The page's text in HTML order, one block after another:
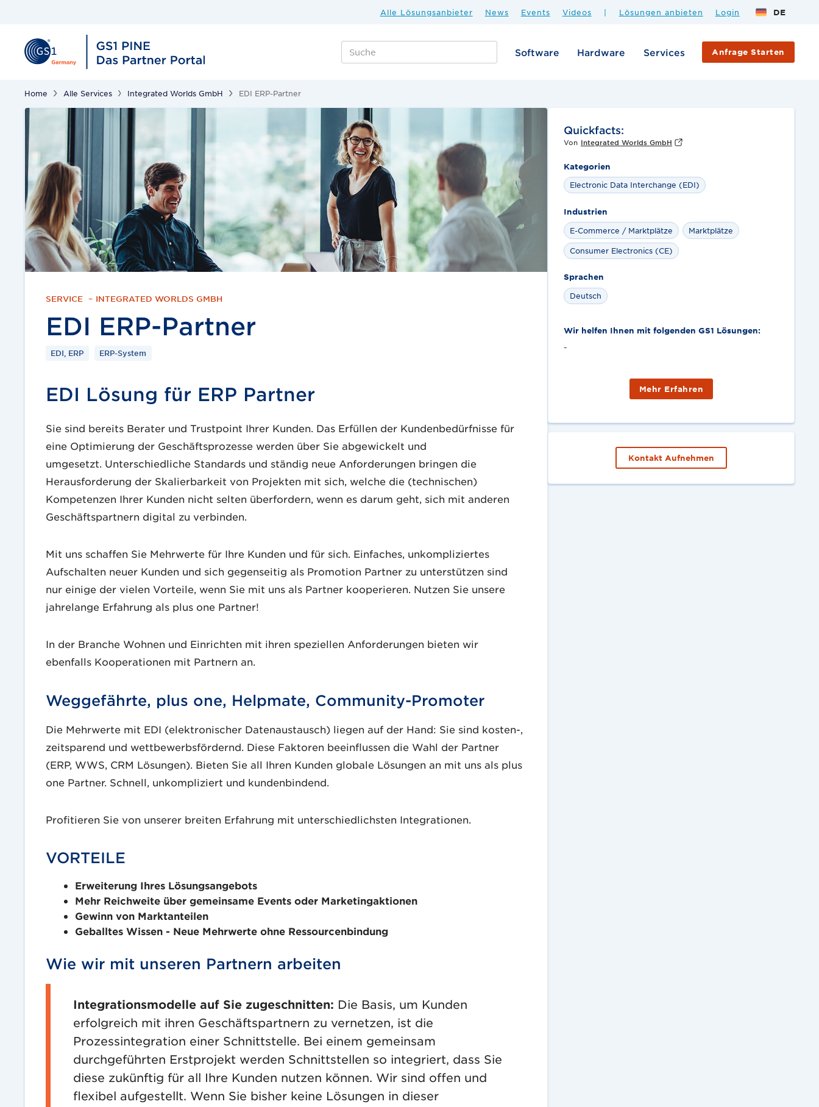
Alle Lösungsanbieter News Events Videos | Lösungen anbieten Login DE
Software Hardware Services Anfrage Starten
Home Alle Services Integrated Worlds GmbH EDI ERP-Partner
SERVICE – INTEGRATED WORLDS GMBH
EDI ERP-Partner
EDI, ERP ERP-System
EDI Lösung für ERP Partner
Sie sind bereits Berater und Trustpoint Ihrer Kunden. Das Erfüllen der Kundenbedürfnisse für
eine Optimierung der Geschäftsprozesse werden über Sie abgewickelt und
umgesetzt. Unterschiedliche Standards und ständig neue Anforderungen bringen die
Herausforderung der Skalierbarkeit von Projekten mit sich, welche die (technischen)
Kompetenzen Ihrer Kunden nicht selten überfordern, wenn es darum geht, sich mit anderen
Geschäftspartnern digital zu verbinden.
Mit uns schaffen Sie Mehrwerte für Ihre Kunden und für sich. Einfaches, unkompliziertes
Aufschalten neuer Kunden und sich gegenseitig als Promotion Partner zu unterstützen sind
nur einige der vielen Vorteile, wenn Sie mit uns als Partner kooperieren. Nutzen Sie unsere
jahrelange Erfahrung als plus one Partner!
In der Branche Wohnen und Einrichten mit ihren speziellen Anforderungen bieten wir
ebenfalls Kooperationen mit Partnern an.
Weggefährte, plus one, Helpmate, Community-Promoter
Die Mehrwerte mit EDI (elektronischer Datenaustausch) liegen auf der Hand: Sie sind kosten-,
zeitsparend und wettbewerbsfördernd. Diese Faktoren beeinflussen die Wahl der Partner
(ERP, WWS, CRM Lösungen). Bieten Sie all Ihren Kunden globale Lösungen an mit uns als plus
one Partner. Schnell, unkompliziert und kundenbindend.
Profitieren Sie von unserer breiten Erfahrung mit unterschiedlichsten Integrationen.
VORTEILE
Erweiterung Ihres Lösungsangebots
Mehr Reichweite über gemeinsame Events oder Marketingaktionen
Gewinn von Marktanteilen
Geballtes Wissen - Neue Mehrwerte ohne Ressourcenbindung
Wie wir mit unseren Partnern arbeiten
Integrationsmodelle auf Sie zugeschnitten: Die Basis, um Kunden
erfolgreich mit ihren Geschäftspartnern zu vernetzen, ist die
Prozessintegration einer Schnittstelle. Bei einem gemeinsam
durchgeführten Erstprojekt werden Schnittstellen so integriert, dass Sie
diese zukünftig für all Ihre Kunden nutzen können. Wir sind offen und
flexibel aufgestellt. Wenn Sie bisher keine Lösungen in dieser
Quickfacts:
Von Integrated Worlds GmbH
Kategorien
Electronic Data Interchange (EDI)
Industrien
E-Commerce / Marktplätze
Marktplätze
Consumer Electronics (CE)
Sprachen
Deutsch
Wir helfen Ihnen mit folgenden GS1 Lösungen:
-
Mehr Erfahren
Kontakt Aufnehmen